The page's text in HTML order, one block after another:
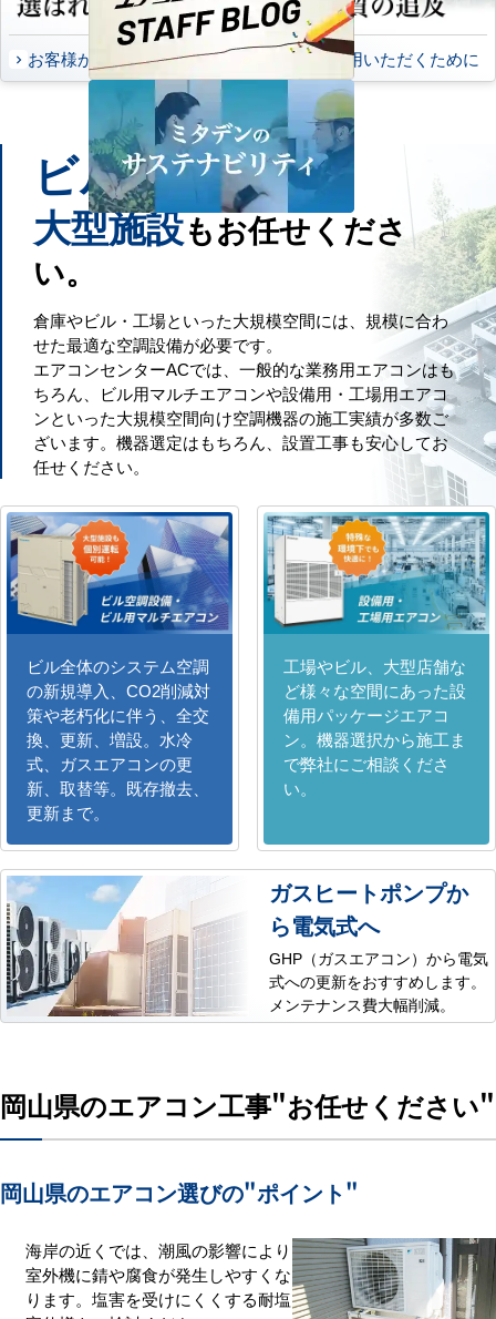
お客様から頂いたご意見 永くご愛用いただくために
ビルや工場などの
大型施設もお任せくださ
い。
倉庫やビル・工場といった大規模空間には、規模に合わ
せた最適な空調設備が必要です。
エアコンセンターACでは、一般的な業務用エアコンはも
ちろん、ビル用マルチエアコンや設備用・工場用エアコ
ンといった大規模空間向け空調機器の施工実績が多数ご
ざいます。機器選定はもちろん、設置工事も安心してお
任せください。
ビル全体のシステム空調
の新規導入、CO2削減対
策や老朽化に伴う、全交
換、更新、増設。水冷
式、ガスエアコンの更
新、取替等。既存撤去、
更新まで。
工場やビル、大型店舗な
ど様々な空間にあった設
備用パッケージエアコ
ン。機器選択から施工ま
で弊社にご相談くださ
い。
ガスヒートポンプか
ら電気式へ
GHP（ガスエアコン）から電気
式への更新をおすすめします。
メンテナンス費大幅削減。
岡山県のエアコン工事"お任せください"
岡山県のエアコン選びの"ポイント"
海岸の近くでは、潮風の影響により
室外機に錆や腐食が発生しやすくな
ります。塩害を受けにくくする耐塩